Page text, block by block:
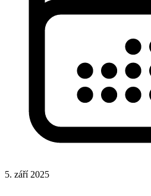
5. září 2025